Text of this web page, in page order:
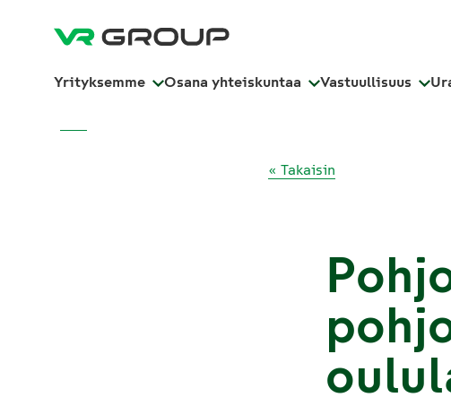
Yrityksemme Osana yhteiskuntaa Vastuullisuus
« Takaisin